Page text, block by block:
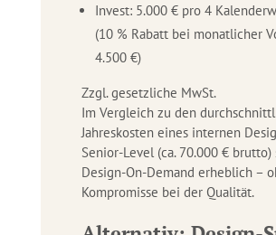
Invest: 5.000 € pro 4
(10 % Rabatt bei monatlicher
4.500 €)
Zzgl. gesetzliche MwSt.
Im Vergleich zu den
Jahreskosten eines internen
Senior-Level (ca. 70.000 €
Design-On-Demand erheblich –
Kompromisse bei der Qualität.